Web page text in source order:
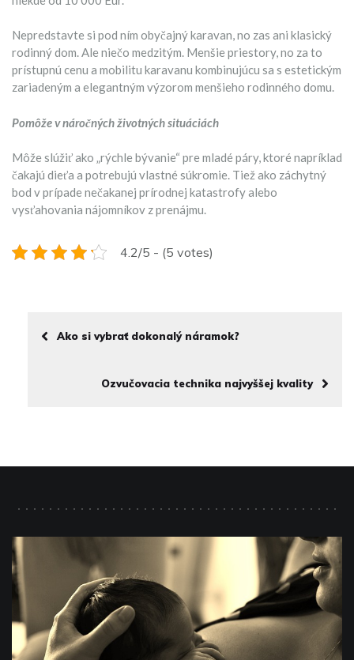
Nepredstavte si pod ním obyčajný karavan, no zas ani klasický
rodinný dom. Ale niečo medzitým. Menšie priestory, no za to
prístupnú cenu a mobilitu karavanu kombinujúcu sa s estetickým
zariadeným a elegantným výzorom menšieho rodinného domu.
Pomôže v náročných životných situáciách
Môže slúžiť ako „rýchle bývanie“ pre mladé páry, ktoré napríklad
čakajú dieťa a potrebujú vlastné súkromie. Tiež ako záchytný
bod v prípade nečakanej prírodnej katastrofy alebo
vysťahovania nájomníkov z prenájmu.
4.2/5 - (5 votes)
Ako si vybrať dokonalý náramok?
Ozvučovacia technika najvyššej kvality